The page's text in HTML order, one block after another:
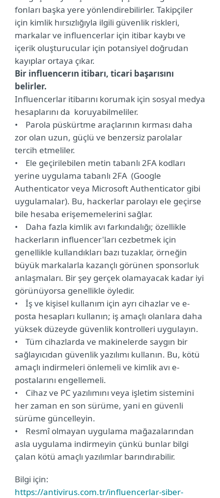
fonları başka yere yönlendirebilirler. Takipçiler
için kimlik hırsızlığıyla ilgili güvenlik riskleri,
markalar ve influencerlar için itibar kaybı ve
içerik oluşturucular için potansiyel doğrudan
kayıplar ortaya çıkar.
Bir influencerın itibarı, ticari başarısını
belirler.
Influencerlar itibarını korumak için sosyal medya
hesaplarını da koruyabilmeliler.
• Parola püskürtme araçlarının kırması daha
zor olan uzun, güçlü ve benzersiz parolalar
tercih etmeliler.
• Ele geçirilebilen metin tabanlı 2FA kodları
yerine uygulama tabanlı 2FA (Google
Authenticator veya Microsoft Authenticator gibi
uygulamalar). Bu, hackerlar parolayı ele geçirse
bile hesaba erişememelerini sağlar.
• Daha fazla kimlik avı farkındalığı; özellikle
hackerların influencer'ları cezbetmek için
genellikle kullandıkları bazı tuzaklar, örneğin
büyük markalarla kazançlı görünen sponsorluk
anlaşmaları. Bir şey gerçek olamayacak kadar iyi
görünüyorsa genellikle öyledir.
• İş ve kişisel kullanım için ayrı cihazlar ve e-
posta hesapları kullanın; iş amaçlı olanlara daha
yüksek düzeyde güvenlik kontrolleri uygulayın.
• Tüm cihazlarda ve makinelerde saygın bir
sağlayıcıdan güvenlik yazılımı kullanın. Bu, kötü
amaçlı indirmeleri önlemeli ve kimlik avı e-
postalarını engellemeli.
• Cihaz ve PC yazılımını veya işletim sistemini
her zaman en son sürüme, yani en güvenli
sürüme güncelleyin.
• Resmî olmayan uygulama mağazalarından
asla uygulama indirmeyin çünkü bunlar bilgi
çalan kötü amaçlı yazılımlar barındırabilir.
Bilgi için:
https://antivirus.com.tr/influencerlar-siber-